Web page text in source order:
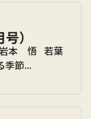
）
岩本 悟 若葉
季節...